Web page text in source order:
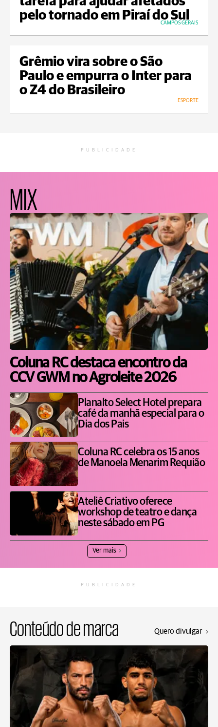
pelo tornado em Piraí do Sul
CAMPOS GERAIS
Grêmio vira sobre o São
Paulo e empurra o Inter para
o Z4 do Brasileiro
ESPORTE
PUBLICIDADE
MIX
Coluna RC destaca encontro da
CCV GWM no Agroleite 2026
Planalto Select Hotel prepara
café da manhã especial para o
Dia dos Pais
Coluna RC celebra os 15 anos
de Manoela Menarim Requião
Ateliê Criativo oferece
workshop de teatro e dança
neste sábado em PG
Ver mais
PUBLICIDADE
Conteúdo de marca Quero divulgar